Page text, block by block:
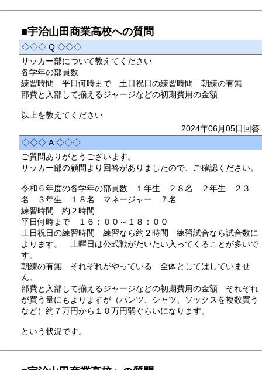
■宇治山田商業高校への質問
◇◇◇ Q ◇◇◇
サッカー部について教えてください
各学年の部員数
練習時間 平日何時まで 土日祝日の練習時間 朝練の有無
部費と入部して揃えるジャージなどの初期費用の金額
以上を教えてください
2024年06月05日回答
◇◇◇ A ◇◇◇
ご質問ありがとうございます。
サッカー部の顧問より回答がありましたので、ご確認ください。
令和６年度の各学年の部員数 １年生 ２８名 ２年生 ２３
名 ３年生 １８名 マネージャー ７名
練習時間 約２時間
平日何時まで １６：００～１８：００
土日祝日の練習時間 練習なら約２時間 練習試合なら試合数に
よります。 土曜日は公式戦がだいたい入ってくることが多いで
す。
朝練の有無 それぞれがやっている 全体としてはしていませ
ん。
部費と入部して揃えるジャージなどの初期費用の金額 それぞれ
が買う量にもよりますが（パンツ、シャツ、ソックスを複数買う
など）約７万円から１０万円弱ぐらいになります。
という状況です。